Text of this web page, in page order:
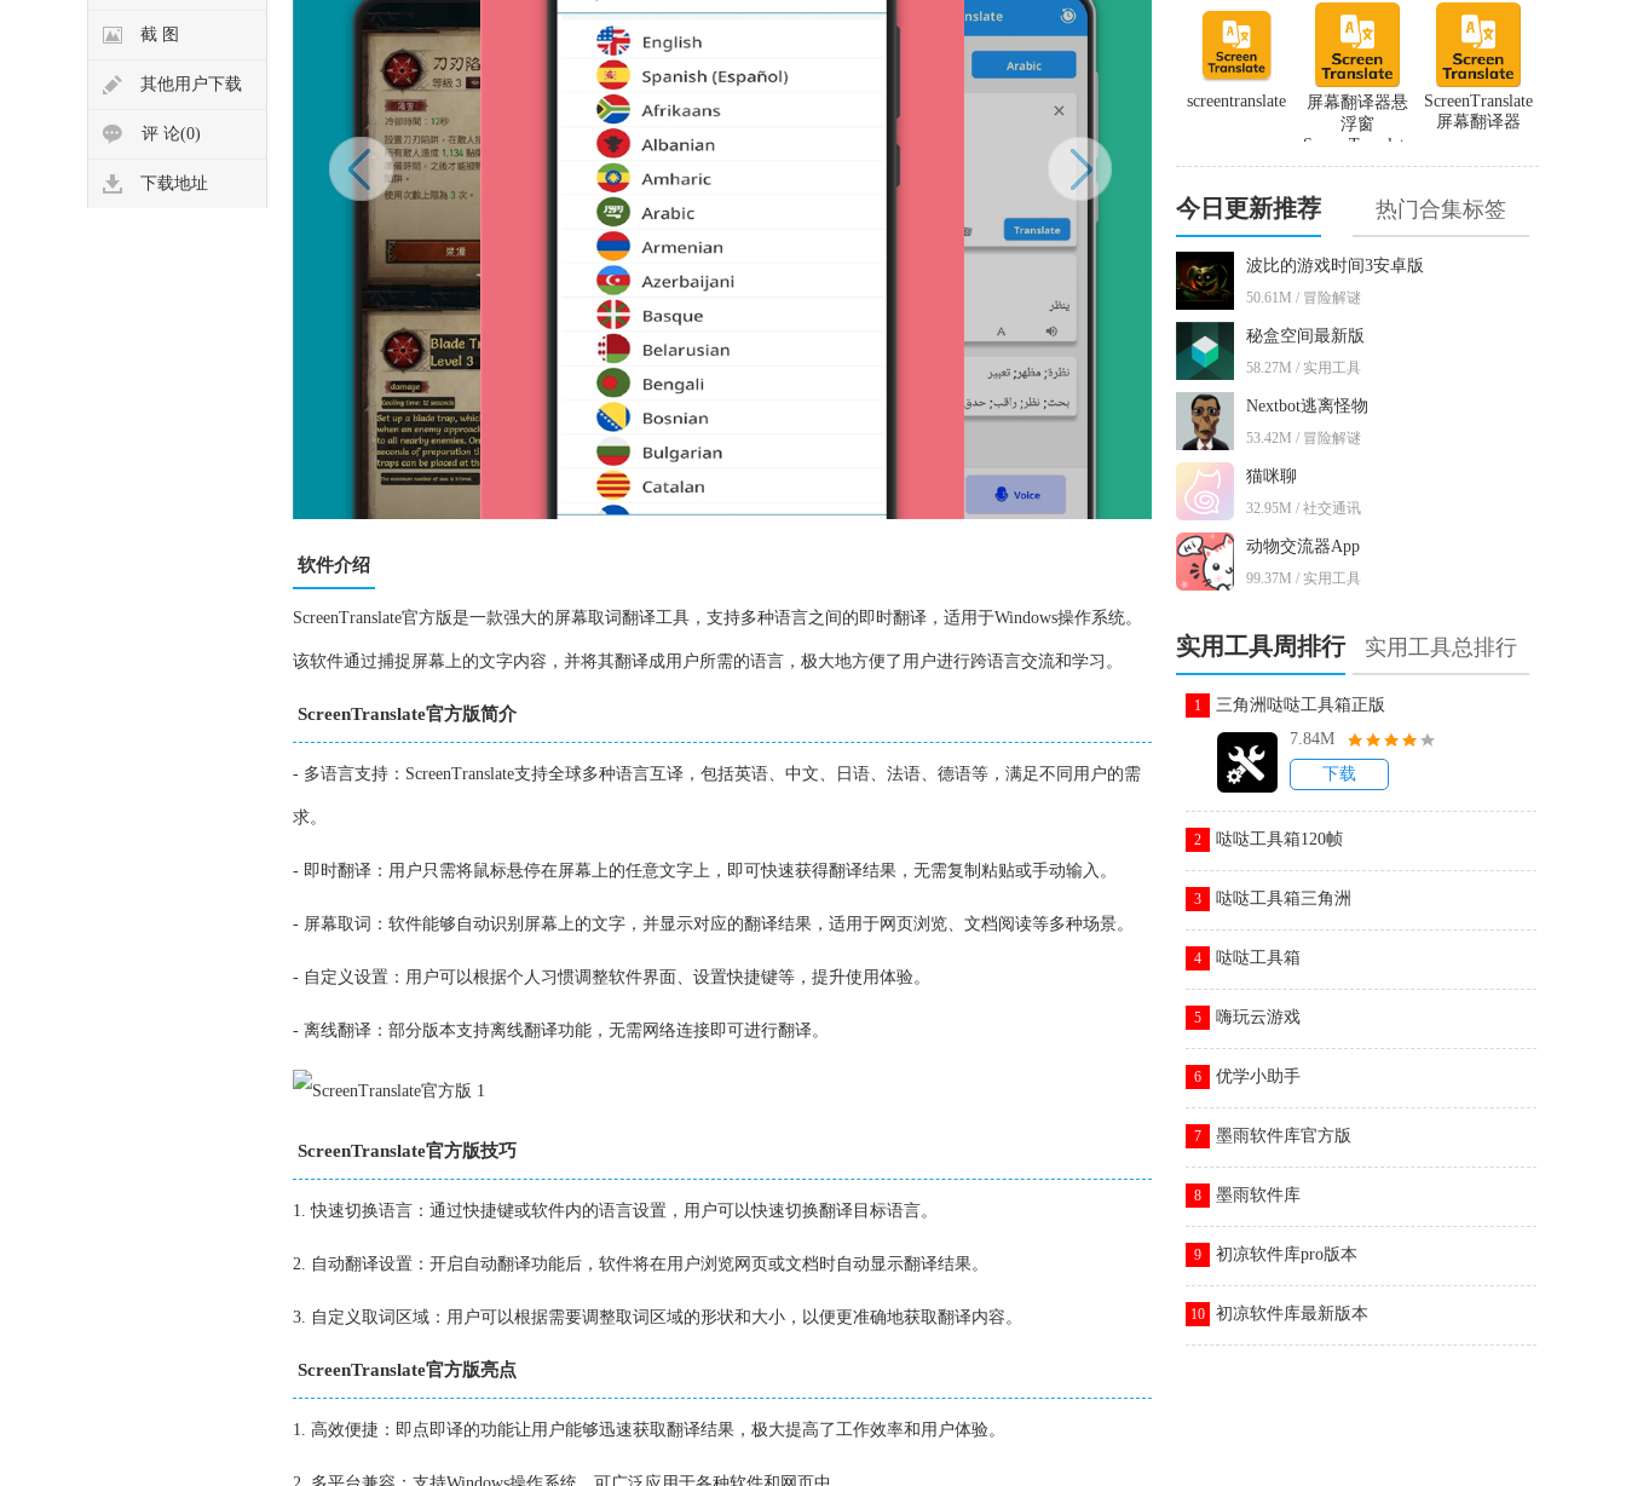
截 图
其他用户下载
评 论(0)
下载地址
软件介绍
ScreenTranslate官方版是一款强大的屏幕取词翻译工具，支持多种语言之间的即时翻译，适用于Windows操作系统。
该软件通过捕捉屏幕上的文字内容，并将其翻译成用户所需的语言，极大地方便了用户进行跨语言交流和学习。
ScreenTranslate官方版简介
- 多语言支持：ScreenTranslate支持全球多种语言互译，包括英语、中文、日语、法语、德语等，满足不同用户的需
求。
- 即时翻译：用户只需将鼠标悬停在屏幕上的任意文字上，即可快速获得翻译结果，无需复制粘贴或手动输入。
- 屏幕取词：软件能够自动识别屏幕上的文字，并显示对应的翻译结果，适用于网页浏览、文档阅读等多种场景。
- 自定义设置：用户可以根据个人习惯调整软件界面、设置快捷键等，提升使用体验。
- 离线翻译：部分版本支持离线翻译功能，无需网络连接即可进行翻译。
ScreenTranslate官方版技巧
1. 快速切换语言：通过快捷键或软件内的语言设置，用户可以快速切换翻译目标语言。
2. 自动翻译设置：开启自动翻译功能后，软件将在用户浏览网页或文档时自动显示翻译结果。
3. 自定义取词区域：用户可以根据需要调整取词区域的形状和大小，以便更准确地获取翻译内容。
ScreenTranslate官方版亮点
1. 高效便捷：即点即译的功能让用户能够迅速获取翻译结果，极大提高了工作效率和用户体验。
ScreenTranslate
屏幕翻译器
屏幕翻译器悬
浮窗
ScreenTranslate
screentranslate
今日更新推荐 热门合集标签
波比的游戏时间3安卓版
50.61M / 冒险解谜
秘盒空间最新版
58.27M / 实用工具
Nextbot逃离怪物
53.42M / 冒险解谜
猫咪聊
32.95M / 社交通讯
动物交流器App
99.37M / 实用工具
实用工具周排行 实用工具总排行
1
三角洲哒哒工具箱正版
7.84M
下载
2 哒哒工具箱120帧
3 哒哒工具箱三角洲
4 哒哒工具箱
5 嗨玩云游戏
6 优学小助手
7 墨雨软件库官方版
8 墨雨软件库
9 初凉软件库pro版本
10 初凉软件库最新版本